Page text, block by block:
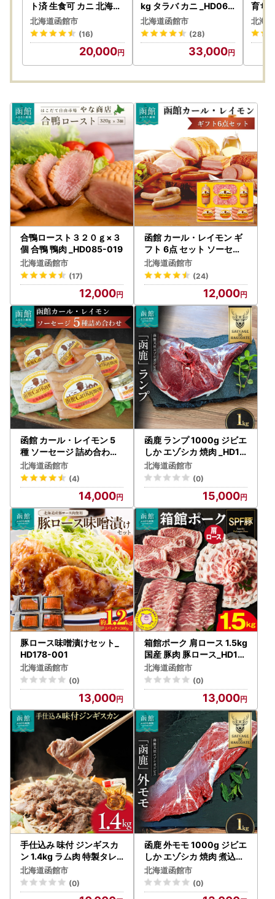
ト済 生食可 カニ 北海道
_HD065-008
北海道函館市
(16)
20,000
kg タラバ カニ _HD065
-004
北海道函館市
(28)
33,000
育ち
kg （
年度
01
北海
合鴨ロースト３２０ｇ×３
個 合鴨 鴨肉 _HD085-019
北海道函館市
(17)
12,000
函館 カール・レイモン ギ
フト 6点 セット ソーセー
ジ ウインナー_HD052-01
2
北海道函館市
(24)
12,000
函館 カール・レイモン 5
種 ソーセージ 詰め合わせ
セット 食べ比べ ウインナ
ー ハーブソーセージ あら
びき _HD033-001
北海道函館市
(4)
14,000
函鹿 ランプ 1000g ジビエ
しか エゾシカ 焼肉 _HD15
0-005
北海道函館市
(0)
15,000
豚ロース味噌漬けセット_
HD178-001
北海道函館市
(0)
13,000
箱館ポーク 肩ロース 1.5kg
国産 豚肉 豚ロース_HD18
8-004
北海道函館市
(0)
13,000
手仕込み 味付 ジンギスカ
ン 1.4kg ラム肉 特製タレ
丁寧 もみこむ ジューシー
美味しい 柔らかい 低脂肪
ビタミンB 鉄分 亜鉛 豊富
北海道函館市
(0)
函鹿 外モモ 1000g ジビエ
しか エゾシカ 焼肉 煮込み
北海道 函館市 ふるさと納
税 お取り寄せ 送料無料_H
D150-001
北海道函館市
(0)